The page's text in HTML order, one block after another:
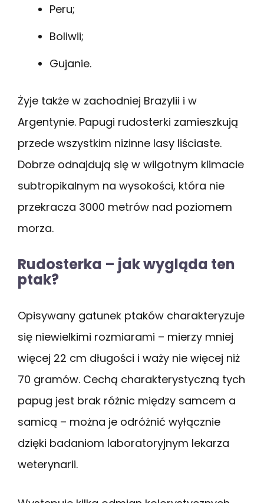
Peru;
Boliwii;
Gujanie.
Żyje także w zachodniej Brazylii i w
Argentynie. Papugi rudosterki zamieszkują
przede wszystkim nizinne lasy liściaste.
Dobrze odnajdują się w wilgotnym klimacie
subtropikalnym na wysokości, która nie
przekracza 3000 metrów nad poziomem
morza.
Rudosterka – jak wygląda ten
ptak?
Opisywany gatunek ptaków charakteryzuje
się niewielkimi rozmiarami – mierzy mniej
więcej 22 cm długości i waży nie więcej niż
70 gramów. Cechą charakterystyczną tych
papug jest brak różnic między samcem a
samicą – można je odróżnić wyłącznie
dzięki badaniom laboratoryjnym lekarza
weterynarii.